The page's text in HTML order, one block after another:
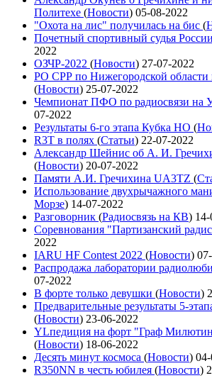
Политехе (Новости) 05-08-2022
"Охота на лис" получилась на бис (
Почетный спортивный судья России
2022
ОЗЧР-2022 (Новости) 27-07-2022
РО СРР по Нижегородской области
(Новости) 25-07-2022
Чемпионат ПФО по радиосвязи на
07-2022
Результаты 6-го этапа Кубка НО (
R3T в полях (Статьи) 22-07-2022
Александр Шейнис об А. И.
(Новости) 20-07-2022
Памяти А.И. Гречихина UA3TZ (
Использование двухрычажного
Морзе) 14-07-2022
Разговорник (Радиосвязь на КВ)
Соревнования "Партизанский
2022
IARU HF Contest 2022 (Новости)
Распродажа лаборатории
07-2022
В форте только девушки (Новости)
Предварительные результаты 5-
(Новости) 23-06-2022
YLпедиция на форт "Граф
(Новости) 18-06-2022
Десять минут космоса (Новости)
R350NN в честь юбилея (Новости)